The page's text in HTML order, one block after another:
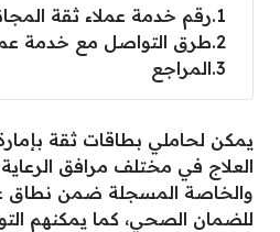
1 رقم خدمة عملاء ثقة
2 طرق التواصل مع خدمة
3 المراجع
يمكن لحاملي بطاقات ثقة
العلاج في مختلف مرافق
والخاصة المسجلة ضمن نطاق
للضمان الصحي، كما يمكنهم